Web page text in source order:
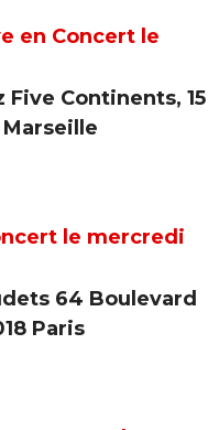
en Concert le
Five Continents, 15
le mercredi
64 Boulevard
Paris